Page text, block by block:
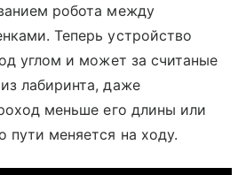
робота между
Теперь устройство
углом и может за считаные
лабиринта, даже
меньше его длины или
пути меняется на ходу.